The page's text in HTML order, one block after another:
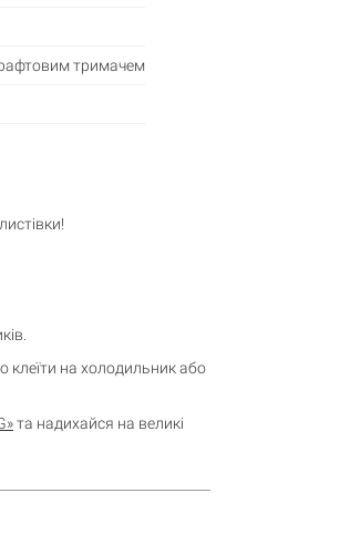
тримачем
клеїти на холодильник або
та надихайся на великі